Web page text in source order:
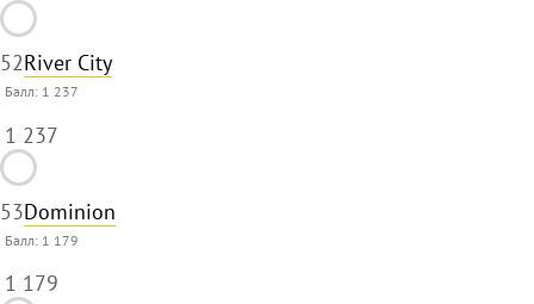
52River City
Балл: 1 237
1 237
53Dominion
Балл: 1 179
1 179